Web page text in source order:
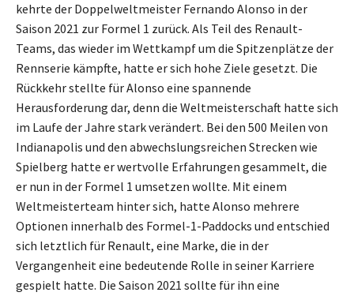
kehrte der Doppelweltmeister Fernando Alonso in der
Saison 2021 zur Formel 1 zurück. Als Teil des Renault-
Teams, das wieder im Wettkampf um die Spitzenplätze der
Rennserie kämpfte, hatte er sich hohe Ziele gesetzt. Die
Rückkehr stellte für Alonso eine spannende
Herausforderung dar, denn die Weltmeisterschaft hatte sich
im Laufe der Jahre stark verändert. Bei den 500 Meilen von
Indianapolis und den abwechslungsreichen Strecken wie
Spielberg hatte er wertvolle Erfahrungen gesammelt, die
er nun in der Formel 1 umsetzen wollte. Mit einem
Weltmeisterteam hinter sich, hatte Alonso mehrere
Optionen innerhalb des Formel-1-Paddocks und entschied
sich letztlich für Renault, eine Marke, die in der
Vergangenheit eine bedeutende Rolle in seiner Karriere
gespielt hatte. Die Saison 2021 sollte für ihn eine